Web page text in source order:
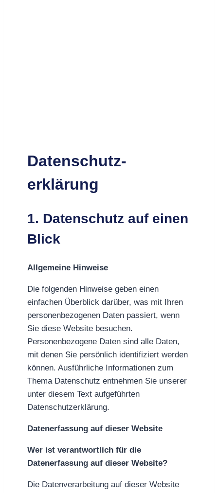
Datenschutz­
erklärung
1. Datenschutz auf einen
Blick
Allgemeine Hinweise
Die folgenden Hinweise geben einen
einfachen Überblick darüber, was mit Ihren
personenbezogenen Daten passiert, wenn
Sie diese Website besuchen.
Personenbezogene Daten sind alle Daten,
mit denen Sie persönlich identifiziert werden
können. Ausführliche Informationen zum
Thema Datenschutz entnehmen Sie unserer
unter diesem Text aufgeführten
Datenschutzerklärung.
Datenerfassung auf dieser Website
Wer ist verantwortlich für die
Datenerfassung auf dieser Website?
Die Datenverarbeitung auf dieser Website